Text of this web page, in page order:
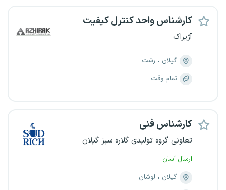
کارشناس واحد کنترل کیفیت
آژیراک
گیلان
رشت
تمام وقت
کارشناس فنی
تعاونی گروه تولیدی گلاره سبز گیلان
ارسال آسان
گیلان
لوشان